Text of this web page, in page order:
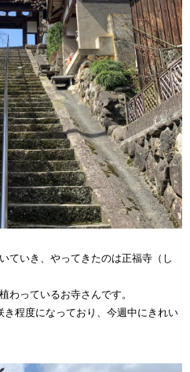
ていき、やってきたのは正福寺（し
わっているお寺さんです。
程度になっており、今週中にきれい